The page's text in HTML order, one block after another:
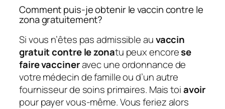
Comment puis-je obtenir le vaccin contre le
zona gratuitement?
Si vous n’êtes pas admissible auvaccin
gratuit contre le zonatu peux encorese
faire vaccineravec une ordonnance de
votre médecin de famille ou d’un autre
fournisseur de soins primaires. Mais toiavoir
pour payer vous-même. Vous feriez alors